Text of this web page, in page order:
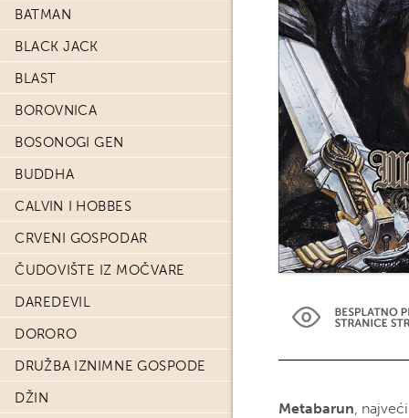
BATMAN
BLACK JACK
BLAST
BOROVNICA
BOSONOGI GEN
BUDDHA
CALVIN I HOBBES
CRVENI GOSPODAR
ČUDOVIŠTE IZ MOČVARE
DAREDEVIL
DORORO
DRUŽBA IZNIMNE GOSPODE
DŽIN
Metabarun,